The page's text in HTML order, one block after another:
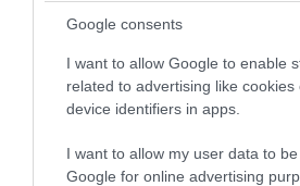
Google consents
I want to allow Google to enable
related to advertising like cookies
device identifiers in apps.
I want to allow my user data to
Google for online advertising
Άρη, μπορεί να του κάνει
Κακοδιαχείρισης
Αυτό ακριβώς έπαθε
ένας μικροεπενδυτής του
δικαστικά το πακέτο